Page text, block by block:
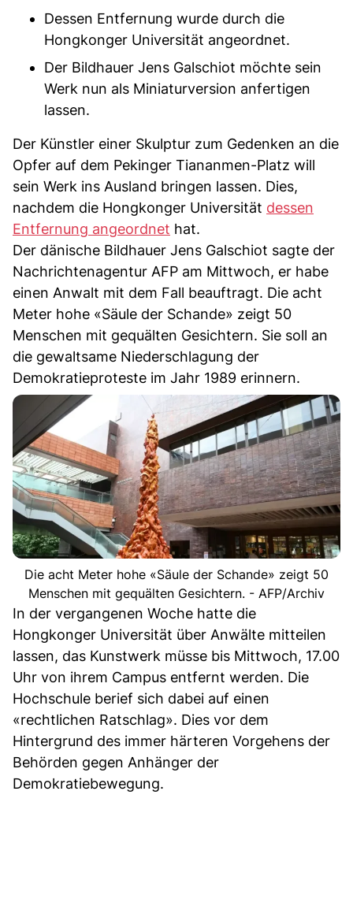
Dessen Entfernung wurde durch die
Hongkonger Universität angeordnet.
Der Bildhauer Jens Galschiot möchte sein
Werk nun als Miniaturversion anfertigen
lassen.
Der Künstler einer Skulptur zum Gedenken an die
Opfer auf dem Pekinger Tiananmen-Platz will
sein Werk ins Ausland bringen lassen. Dies,
nachdem die Hongkonger Universität dessen
Entfernung angeordnet hat.
Der dänische Bildhauer Jens Galschiot sagte der
Nachrichtenagentur AFP am Mittwoch, er habe
einen Anwalt mit dem Fall beauftragt. Die acht
Meter hohe «Säule der Schande» zeigt 50
Menschen mit gequälten Gesichtern. Sie soll an
die gewaltsame Niederschlagung der
Demokratieproteste im Jahr 1989 erinnern.
Die acht Meter hohe «Säule der Schande» zeigt 50
Menschen mit gequälten Gesichtern. - AFP/Archiv
In der vergangenen Woche hatte die
Hongkonger Universität über Anwälte mitteilen
lassen, das Kunstwerk müsse bis Mittwoch, 17.00
Uhr von ihrem Campus entfernt werden. Die
Hochschule berief sich dabei auf einen
«rechtlichen Ratschlag». Dies vor dem
Hintergrund des immer härteren Vorgehens der
Behörden gegen Anhänger der
Demokratiebewegung.